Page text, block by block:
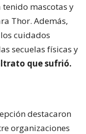
tenido mascotas y
Thor. Además,
cuidados
secuelas físicas y
que sufrió.
destacaron
organizaciones